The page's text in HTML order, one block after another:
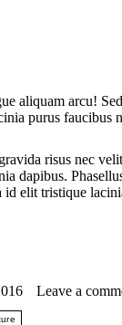
aliquam arcu!
purus
risus nec
dapibus.
elit tristique
Leave a